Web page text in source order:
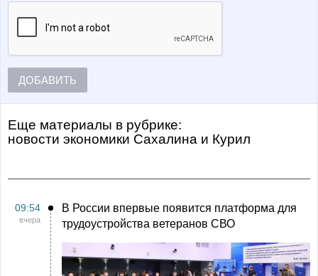
ДОБАВИТЬ
Еще материалы в рубрике:
Новости экономики Сахалина и Курил
09:54
вчера
В России впервые появится платформа для
трудоустройства ветеранов СВО